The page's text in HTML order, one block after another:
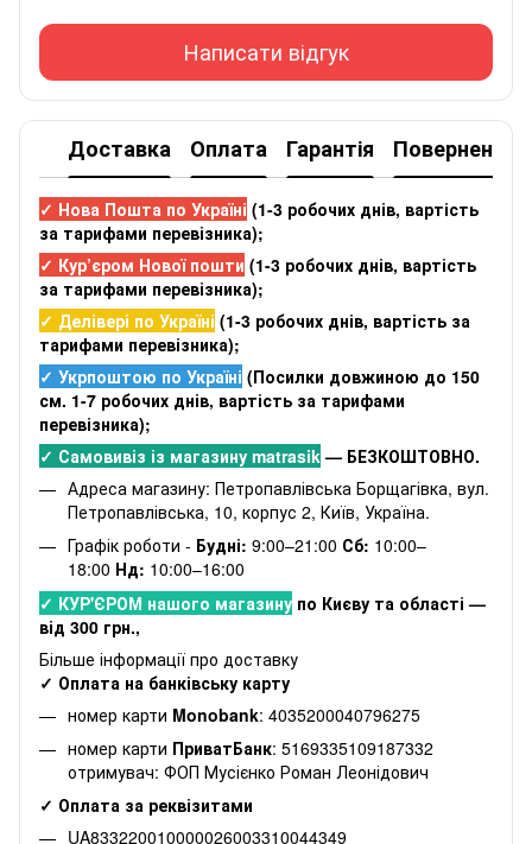
Написати відгук
Доставка Оплата Гарантія Повернення
✓ Нова Пошта по Україні (1-3 робочих днів, вартість
за тарифами перевізника);
✓ Кур’єром Нової пошти (1-3 робочих днів, вартість
за тарифами перевізника);
✓ Делівері по Україні (1-3 робочих днів, вартість за
тарифами перевізника);
✓ Укрпоштою по Україні (Посилки довжиною до 150
см. 1-7 робочих днів, вартість за тарифами
перевізника);
✓ Самовивіз із магазину matrasik— БЕЗКОШТОВНО.
Адреса магазину: Петропавлівська Борщагівка, вул.
Петропавлівська, 10, корпус 2, Київ, Україна.
Графік роботи - Будні: 9:00–21:00 Сб: 10:00–
18:00 Нд: 10:00–16:00
✓ КУР'ЄРОМ нашого магазину по Києву та області —
від 300 грн.,
Більше інформації про доставку
✓ Оплата на банківську карту
номер карти Monobank: 4035200040796275
номер карти ПриватБанк: 5169335109187332
отримувач: ФОП Мусієнко Роман Леонідович
✓ Оплата за реквізитами
UA833220010000026003310044349